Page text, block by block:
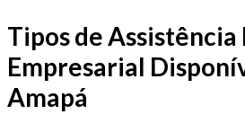
Tipos de Assistência
Empresarial
Amapá